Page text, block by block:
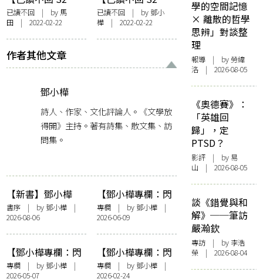
RECIPE》
#4】馬田：香港之
味：呂嘉俊編《本
土情味——飲食男
女文章結集》
已讀不回 | by 馬
田 | 2022-02-22
#3】鄧小樺：自戀
心理學：克雷格．
馬爾肯《不用怕，
已讀不回| by鄧小
樺| 2022-02-22
作者其他文章
鄧小樺
詩人、作家、文化評論人。《文學放
得開》主持。著有詩集、散文集、訪
問集。
【新書】鄧小樺
《無憂花》自序
書序 | by鄧小樺 |
2026-08-06
【鄧小樺專欄：閃
爍其辭】女人抽薄
荷長煙——看政府
控煙加辣
專欄| by鄧小樺|
2026-06-09
【鄧小樺專欄：閃
爍其辭】這樣的時
專欄 | by鄧小樺 |
2026-05-07
【鄧小樺專欄：閃
爍其辭】享受努
專欄| by鄧小樺|
2026-02-24
學的空間記憶
× 離散的哲學
思辨」對談整
理
報導 | by 勞緯
洛 | 2026-08-05
《奧德賽》：
「英雄回
歸」，定
PTSD？
影評 | by 易
山 | 2026-08-05
談《錯覺與和
解》──筆訪
嚴瀚欽
專訪 | by 李浩
榮 | 2026-08-04